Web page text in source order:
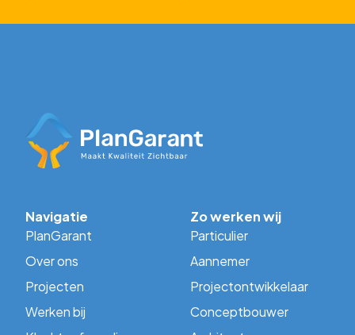
Navigatie
PlanGarant
Over ons
Projecten
Werken bij
Zo werken wij
Particulier
Aannemer
Projectontwikkelaar
Conceptbouwer